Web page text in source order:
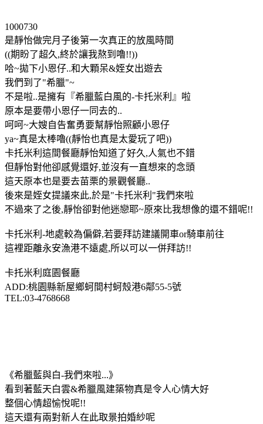
1000730
是靜怡做完月子後第一次真正的放風時間
((期盼了超久,終於讓我熬到嚕!!))
哈~拋下小恩仔..和大顆呆&姪女出遊去
我們到了"希臘"~
不是啦..是擁有『希臘藍白風的-卡托米利』啦
原本是要帶小恩仔一同去的..
呵呵~大嫂自告奮勇要幫靜怡照顧小恩仔
ya~真是太棒嚕((靜怡也真是太愛玩了吧))
卡托米利這間餐廳靜怡知道了好久,人氣也不錯
但靜怡對他卻感覺還好,並沒有一直想來的念頭
這天原本也是要去苗栗的景觀餐廳..
後來是姪女提議來此,於是"卡托米利"我們來啦
不過來了之後,靜怡卻對他迷戀耶~原來比我想像的還不錯呢!!
卡托米利-地處較為偏僻,若要拜訪建議開車or騎車前往
這裡距離永安漁港不遠處,所以可以一併拜訪!!
卡托米利庭園餐廳
ADD:桃園縣新屋鄉蚵間村蚵殼港6鄰55-5號
TEL:03-4768668
《希臘藍與白-我們來啦...》
看到著藍天白雲&希臘風建築物真是令人心情大好
整個心情超愉悅呢!!
這天還有兩對新人在此取景拍婚紗呢